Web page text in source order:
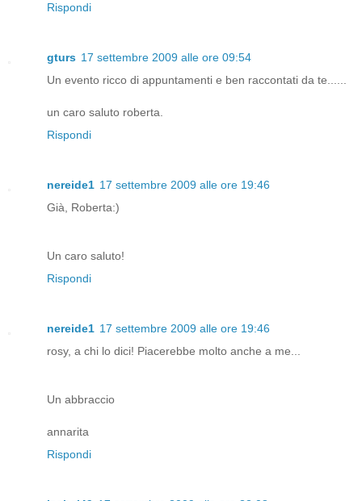
Rispondi
gturs 17 settembre 2009 alle ore 09:54
Un evento ricco di appuntamenti e ben raccontati da te......
un caro saluto roberta.
Rispondi
nereide1 17 settembre 2009 alle ore 19:46
Già, Roberta:)
Un caro saluto!
Rispondi
nereide1 17 settembre 2009 alle ore 19:46
rosy, a chi lo dici! Piacerebbe molto anche a me...
Un abbraccio
annarita
Rispondi